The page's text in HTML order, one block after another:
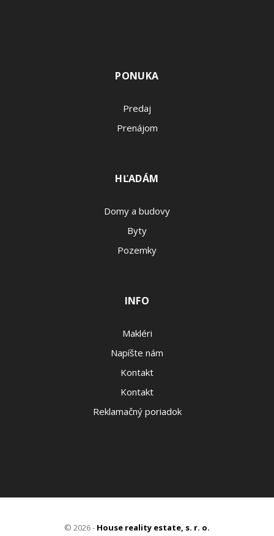
PONUKA
Predaj
Prenájom
HĽADÁM
Domy a budovy
Byty
Pozemky
INFO
Makléri
Napíšte nám
Kontakt
Kontakt
Reklamačný poriadok
© 2026 - House reality estate, s. r. o.